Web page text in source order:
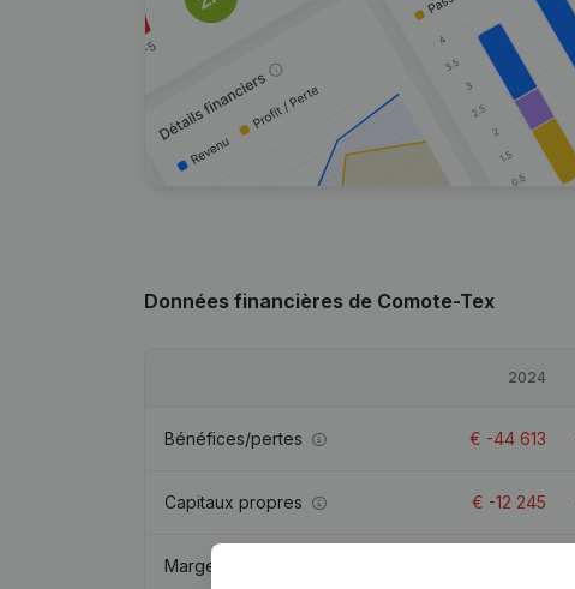
Données financières de Comote-Tex
2024
Bénéfices/pertes € -44 613
Capitaux propres € -12 245
Marge brute